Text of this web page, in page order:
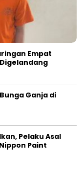
Empat
Ganja di
Pelaku Asal
Paint